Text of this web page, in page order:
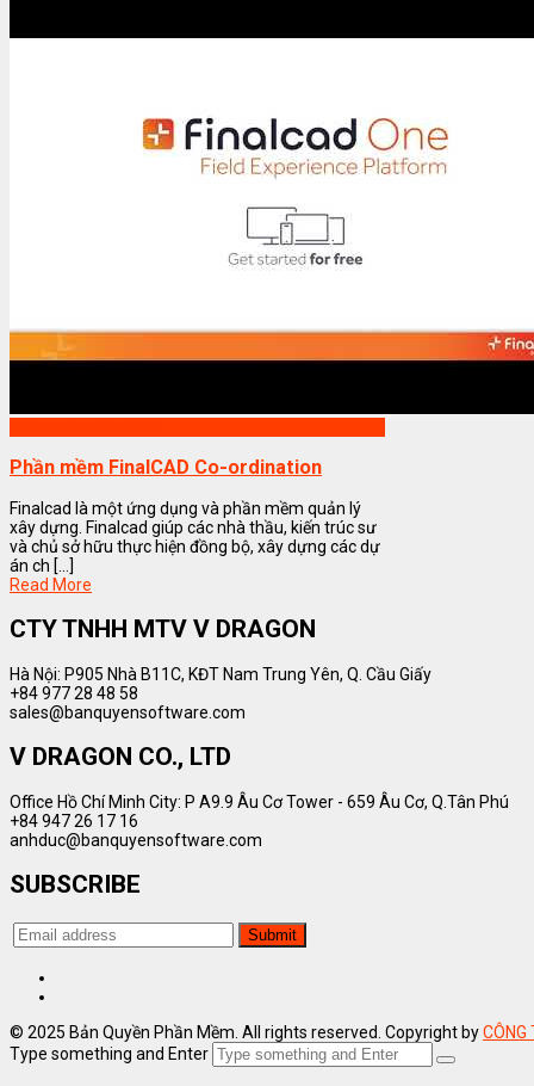
Phần mềm FinalCAD Co-ordination
Finalcad là một ứng dụng và phần mềm quản lý
xây dựng. Finalcad giúp các nhà thầu, kiến trúc sư
và chủ sở hữu thực hiện đồng bộ, xây dựng các dự
án ch [...]
Read More
CTY TNHH MTV V DRAGON
Hà Nội: P905 Nhà B11C, KĐT Nam Trung Yên, Q. Cầu Giấy
+84 977 28 48 58
sales@banquyensoftware.com
V DRAGON CO., LTD
Office Hồ Chí Minh City: P A9.9 Âu Cơ Tower - 659 Âu Cơ, Q.Tân Phú
+84 947 26 17 16
anhduc@banquyensoftware.com
SUBSCRIBE
© 2025 Bản Quyền Phần Mềm. All rights reserved. Copyright byCÔNG
Type something and Enter